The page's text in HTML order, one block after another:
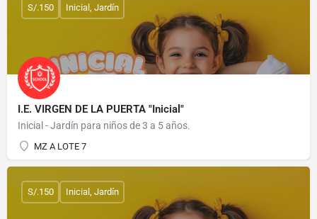
I.E. VIRGEN DE LA PUERTA "Inicial"
Inicial - Jardín para niños de 3 a 5 años.
MZ A LOTE 7
S/.150 Inicial, Jardín
S/.150 Inicial, Jardín